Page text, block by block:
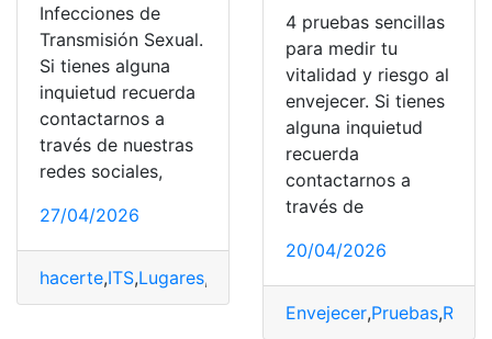
Infecciones de
Transmisión Sexual.
Si tienes alguna
inquietud recuerda
contactarnos a
través de nuestras
redes sociales,
27/04/2026
hacerte,ITS,Lugares,
4 pruebas sencillas
para medir tu
vitalidad y riesgo al
envejecer. Si tienes
alguna inquietud
recuerda
contactarnos a
través de
20/04/2026
Envejecer,Pruebas,